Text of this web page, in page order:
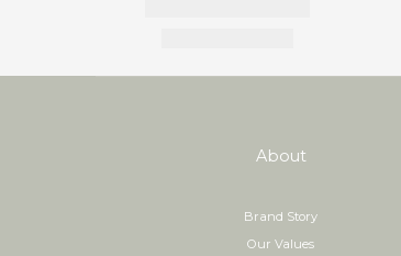
About
Brand Story
Our Values